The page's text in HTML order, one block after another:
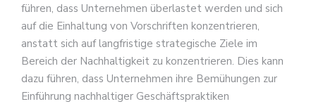
führen, dass Unternehmen überlastet werden und sich
auf die Einhaltung von Vorschriften konzentrieren,
anstatt sich auf langfristige strategische Ziele im
Bereich der Nachhaltigkeit zu konzentrieren. Dies kann
dazu führen, dass Unternehmen ihre Bemühungen zur
Einführung nachhaltiger Geschäftspraktiken